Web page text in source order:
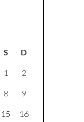
S D
1 2
8 9
15 16